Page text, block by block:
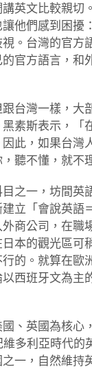
英文比較親切
他們感到困擾
。台灣的官
官方語言，和
台灣一樣，大
素斯表示，「
此，如果台
聽不懂，就不
之一，坊間英
立「會說英
商公司，在職
本的觀光區可
的。就算在歐
西班牙文為
、英國為核心
多利亞時代
一，自然維